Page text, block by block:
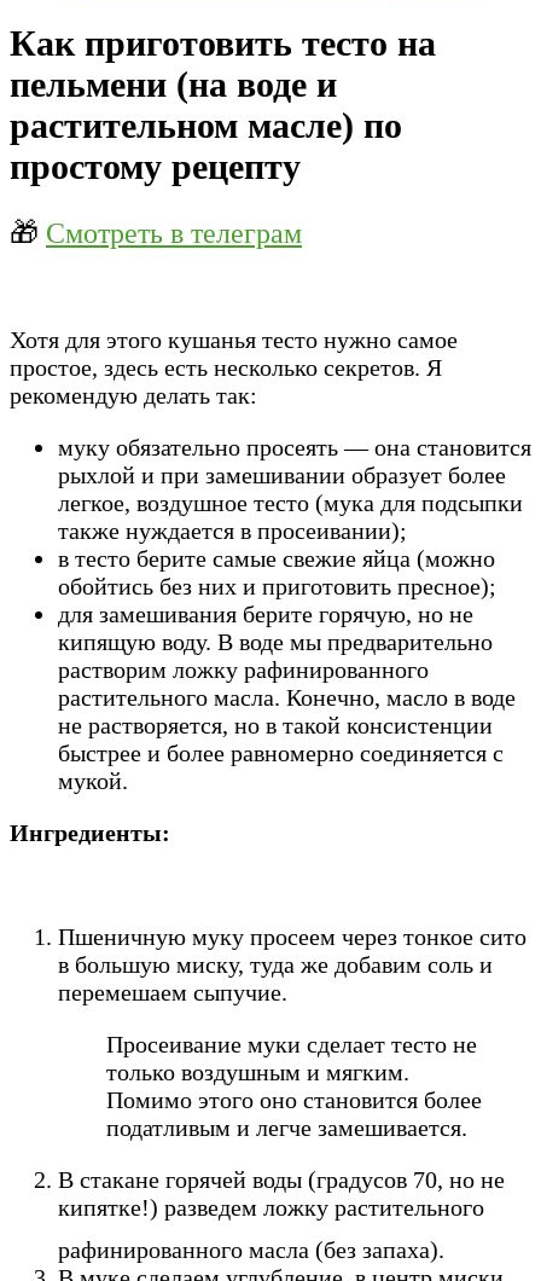
Как приготовить тесто на
пельмени (на воде и
растительном масле) по
простому рецепту
🎁 Смотреть в телеграм
Хотя для этого кушанья тесто нужно самое
простое, здесь есть несколько секретов. Я
рекомендую делать так:
муку обязательно просеять — она становится
рыхлой и при замешивании образует более
легкое, воздушное тесто (мука для подсыпки
также нуждается в просеивании);
в тесто берите самые свежие яйца (можно
обойтись без них и приготовить пресное);
для замешивания берите горячую, но не
кипящую воду. В воде мы предварительно
растворим ложку рафинированного
растительного масла. Конечно, масло в воде
не растворяется, но в такой консистенции
быстрее и более равномерно соединяется с
мукой.
Ингредиенты:
Пшеничную муку просеем через тонкое сито
в большую миску, туда же добавим соль и
перемешаем сыпучие.
Просеивание муки сделает тесто не
только воздушным и мягким.
Помимо этого оно становится более
податливым и легче замешивается.
В стакане горячей воды (градусов 70, но не
кипятке!) разведем ложку растительного
рафинированного масла (без запаха).